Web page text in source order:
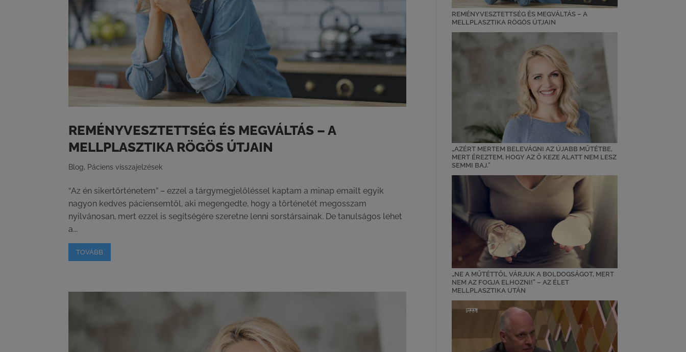
REMÉNYVESZTETTSÉG ÉS MEGVÁLTÁS – A
MELLPLASZTIKA RÖGÖS ÚTJAIN
Blog, Páciens visszajelzések
“Az én sikertörténetem” – ezzel a tárgymegjelöléssel kaptam a minap emailt egyik
nagyon kedves páciensemtől, aki megengedte, hogy a történetét megosszam
nyilvánosan, mert ezzel is segítségére szeretne lenni sorstársainak. De tanulságos lehet
a...
TOVÁBB
REMÉNYVESZTETTSÉG ÉS MEGVÁLTÁS – A
MELLPLASZTIKA RÖGÖS ÚTJAIN
„AZÉRT MERTEM BELEVÁGNI AZ ÚJABB MŰTÉTBE,
MERT ÉREZTEM, HOGY AZ Ő KEZE ALATT NEM LESZ
SEMMI BAJ.”
„NE A MŰTÉTTŐL VÁRJUK A BOLDOGSÁGOT, MERT
NEM AZ FOGJA ELHOZNI!” – AZ ÉLET
MELLPLASZTIKA UTÁN